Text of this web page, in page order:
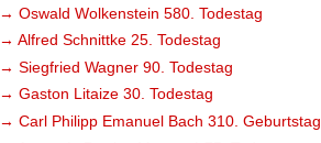
→ Oswald Wolkenstein 580. Todestag
→ Alfred Schnittke 25. Todestag
→ Siegfried Wagner 90. Todestag
→ Gaston Litaize 30. Todestag
→ Carl Philipp Emanuel Bach 310. Geburtstag